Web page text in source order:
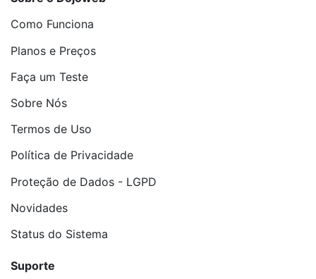
Como Funciona
Planos e Preços
Faça um Teste
Sobre Nós
Termos de Uso
Política de Privacidade
Proteção de Dados - LGPD
Novidades
Status do Sistema
Suporte